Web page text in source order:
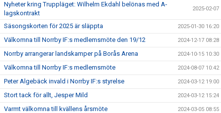
Nyheter kring Truppläget: Wilhelm Ekdahl belönas med A-
lagskontrakt
2025-02-07
Säsongskorten för 2025 är släppta 2025-01-30 16:20
Välkomna till Norrby IF:s medlemsmöte den 19/12 2024-12-17 08:28
Norrby arrangerar landskamper på Borås Arena 2024-10-15 10:30
Välkomna till Norrby IF:s medlemsmöte 2024-08-07 10:42
Peter Algebäck invald i Norrby IF:s styrelse 2024-03-12 19:00
Stort tack för allt, Jesper Mild 2024-03-12 15:24
Varmt välkomna till kvällens årsmöte 2024-03-05 08:55